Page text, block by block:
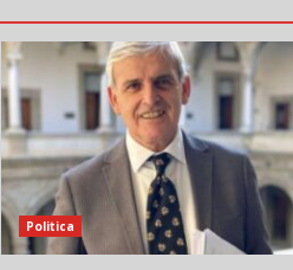
Politica